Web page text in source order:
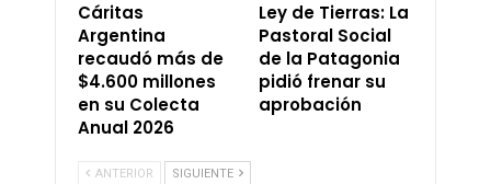
Cáritas
Argentina
recaudó más de
$4.600 millones
en su Colecta
Anual 2026
Ley de Tierras: La
Pastoral Social
de la Patagonia
pidió frenar su
aprobación
ANTERIOR SIGUIENTE